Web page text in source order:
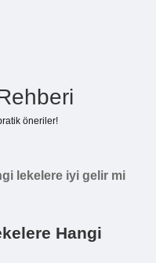
öneriler!
lekelere iyi gelir mi
Hangi